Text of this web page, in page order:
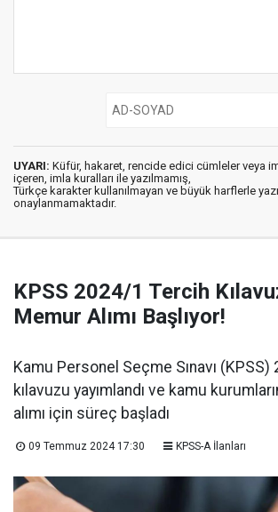
UYARI: Küfür, hakaret, rencide edici cümleler veya
içeren, imla kuralları ile yazılmamış,
Türkçe karakter kullanılmayan ve büyük harflerle
onaylanmamaktadır.
KPSS 2024/1 Tercih
Memur Alımı Başlıyor!
Kamu Personel Seçme Sınavı
kılavuzu yayımlandı ve kamu
alımı için süreç başladı
09 Temmuz 2024 17:30 KPSS-A İlanları